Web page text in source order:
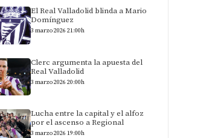
El Real Valladolid blinda a Mario
Domínguez
3 marzo 2026 21:00h
Clerc argumenta la apuesta del
Real Valladolid
3 marzo 2026 20:00h
Lucha entre la capital y el alfoz
por el ascenso a Regional
3 marzo 2026 19:00h